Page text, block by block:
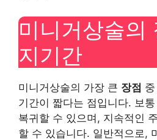
미니거상술의
지기간
미니거상술의 가장 큰 장점
기간이 짧다는 점입니다. 보
복귀할 수 있으며, 지속적인
할 수 있습니다. 일반적으로,